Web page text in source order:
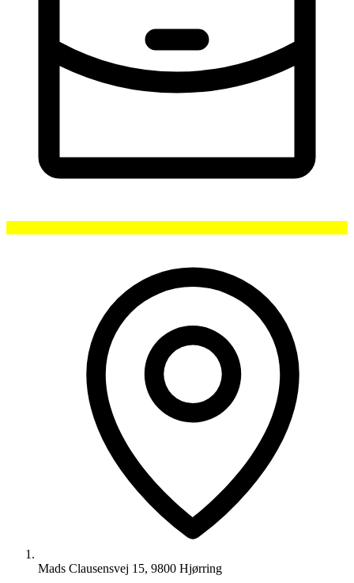
Mads Clausensvej 15, 9800 Hjørring